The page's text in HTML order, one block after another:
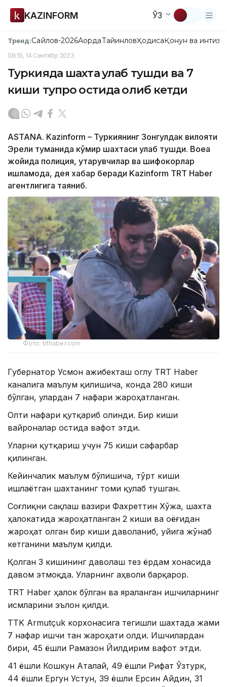
KAZINFORM ЎЗ
Тренд:Сайлов-2026АқордаТайинловҲодисаҚонун ва
08:15, 14 Сентябр 2023
Туркияда шахта қулаб тушди ва 7
киши тупроқ остида қолиб кетди
ASTANA. Kazinform – Туркиянинг Зонгулдак вилояти
Эрели туманида кўмир шахтаси қулаб тушди. Воқеа
жойида полиция, қутқарувчилар ва шифокорлар
ишламоқда, дея хабар беради Kazinform TRT Haber
агентлигига таяниб.
Фото: trthaber.com
Губернатор Усмон Ҳажибекташ оглу TRT Haber
каналига маълум қилишича, конда 280 киши
бўлган, улардан 7 нафари жароҳатланган.
Олти нафари қутқариб олинди. Бир киши
вайроналар остида вафот этди.
Уларни қутқариш учун 75 киши сафарбар
қилинган.
Кейинчалик маълум бўлишича, тўрт киши
ишлаётган шахтанинг томи қулаб тушган.
Соғлиқни сақлаш вазири Фахреттин Хўжа, шахта
ҳалокатида жароҳатланган 2 киши ва оёғидан
жароҳат олган бир киши даволаниб, уйига жўнаб
кетганини маълум қилди.
Қолган 3 кишининг даволаш тез ёрдам хонасида
давом этмоқда. Уларнинг аҳволи барқарор.
TRT Haber ҳалок бўлган ва яраланган ишчиларнинг
исмларини эълон қилди.
TTK Armutçuk корхонасига тегишли шахтада жами
7 нафар ишчи тан жароҳати олди. Ишчилардан
бири, 45 ёшли Рамазон Йилдирим вафот этди.
41 ёшли Кошкун Аталай, 49 ёшли Рифат Ўзтурк,
44 ёшли Ергун Устун, 39 ёшли Ерсин Айдин, 31